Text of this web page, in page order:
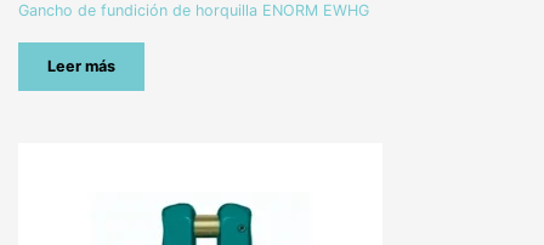
Gancho de fundición de horquilla ENORM EWHG
Leer más